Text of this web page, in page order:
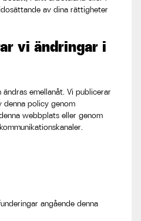
av dina rättigheter
vi ändringar i
emellanåt. Vi publicerar
denna policy genom
webbplats eller genom
angående denna